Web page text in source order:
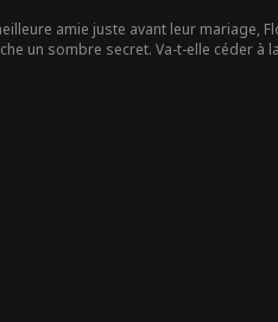
amie juste avant leur mariage,
un sombre secret. Va-t-elle céder à